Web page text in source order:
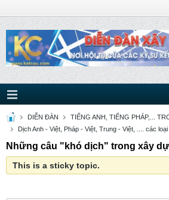
DIỄN ĐÀN
TIẾNG ANH, TIẾNG PHÁP,...
Dịch Anh - Việt, Pháp - Việt, Trung - Việt, .... các loại
Những câu "khó dịch" trong xây
This is a sticky topic.